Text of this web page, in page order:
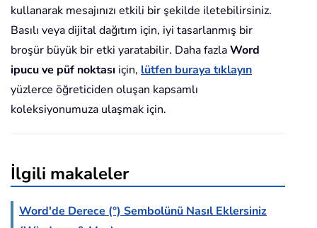
kullanarak mesajınızı etkili bir şekilde iletebilirsiniz.
Basılı veya dijital dağıtım için, iyi tasarlanmış bir
broşür büyük bir etki yaratabilir. Daha fazlaWord
ipucu ve püf noktası için, lütfen buraya tıklayın
yüzlerce öğreticiden oluşan kapsamlı
koleksiyonumuza ulaşmak için.
İlgili makaleler
Word'de Derece (°) Sembolünü Nasıl Eklersiniz